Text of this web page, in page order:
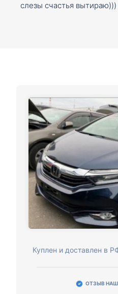
слезы счастья вытираю)))
Куплен и доставлен в
ОТЗЫВ